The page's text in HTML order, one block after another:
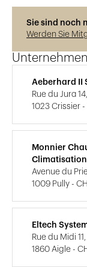
Sie sind noch
Werden Sie
Unternehmen
Aeberhard II
Rue du Jura 14,
1023 Crissier -
Monnier
Climatisation
Avenue du
1009 Pully - CH
Eltech
Rue du Midi 11,
1860 Aigle -